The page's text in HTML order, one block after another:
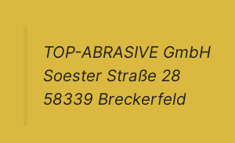
TOP-ABRASIVE GmbH
Soester Straße 28
58339 Breckerfeld